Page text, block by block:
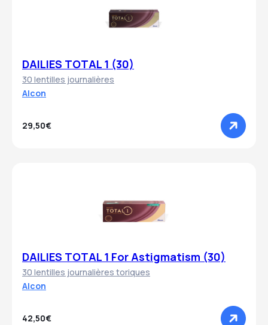
DAILIES TOTAL 1 (30)
30 lentilles journalières
Alcon
29,50€
DAILIES TOTAL 1 For Astigmatism (30)
30 lentilles journalières toriques
Alcon
42,50€